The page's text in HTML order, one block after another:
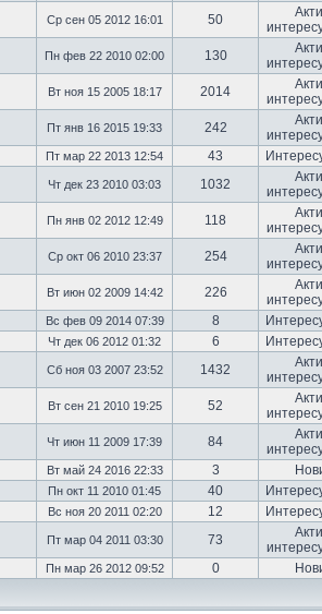
Ср сен 05 2012 16:01 50
Пн фев 22 2010 02:00 130
Вт ноя 15 2005 18:17 2014
Пт янв 16 2015 19:33 242
Пт мар 22 2013 12:54 43
Чт дек 23 2010 03:03 1032
Пн янв 02 2012 12:49 118
Ср окт 06 2010 23:37 254
Вт июн 02 2009 14:42 226
Вс фев 09 2014 07:39 8
Чт дек 06 2012 01:32 6
Сб ноя 03 2007 23:52 1432
Вт сен 21 2010 19:25 52
Чт июн 11 2009 17:39 84
Вт май 24 2016 22:33 3
Пн окт 11 2010 01:45 40
Вс ноя 20 2011 02:20 12
Пт мар 04 2011 03:30 73
Пн мар 26 2012 09:52 0